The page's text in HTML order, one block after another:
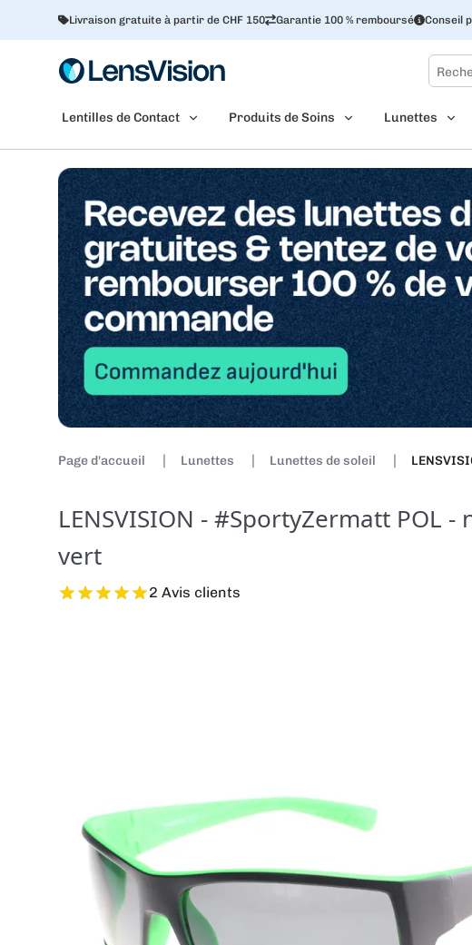
Livraison gratuite à partir de CHF 150 Garantie 100 % remboursé Conseil
Lentilles de Contact Produits de Soins Lunettes
Page d'accueil Lunettes Lunettes de soleil
LENSVISION - #SportyZermatt POL
vert
2 Avis clients